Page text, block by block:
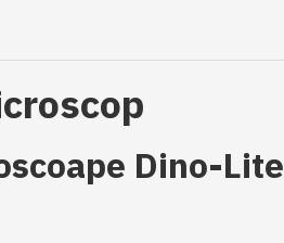
Dino-Lite